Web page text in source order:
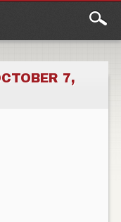
7,